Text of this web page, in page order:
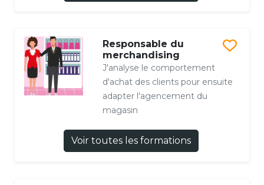
Responsable du
merchandising
J'analyse le comportement
d'achat des clients pour ensuite
adapter l'agencement du
magasin
Voir toutes les formations